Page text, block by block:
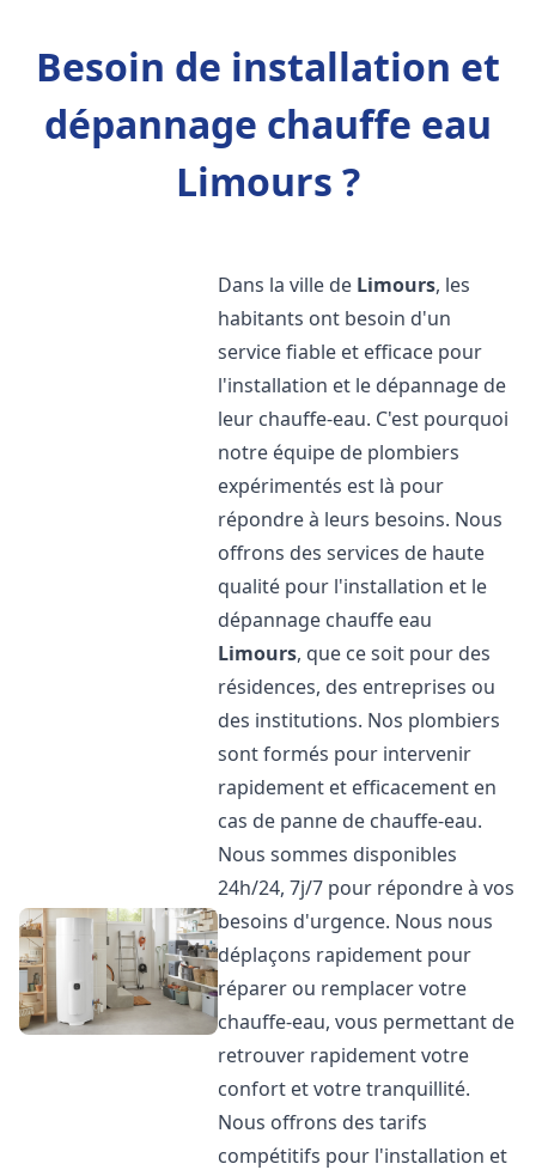
Besoin de installation et
dépannage chauffe eau
Limours ?
Dans la ville de Limours, les
habitants ont besoin d'un
service fiable et efficace pour
l'installation et le dépannage de
leur chauffe-eau. C'est pourquoi
notre équipe de plombiers
expérimentés est là pour
répondre à leurs besoins. Nous
offrons des services de haute
qualité pour l'installation et le
dépannage chauffe eau
Limours, que ce soit pour des
résidences, des entreprises ou
des institutions. Nos plombiers
sont formés pour intervenir
rapidement et efficacement en
cas de panne de chauffe-eau.
Nous sommes disponibles
24h/24, 7j/7 pour répondre à vos
besoins d'urgence. Nous nous
déplaçons rapidement pour
réparer ou remplacer votre
chauffe-eau, vous permettant de
retrouver rapidement votre
confort et votre tranquillité.
Nous offrons des tarifs
compétitifs pour l'installation et